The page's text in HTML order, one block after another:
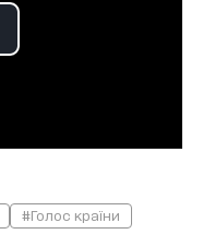
#Голос країни